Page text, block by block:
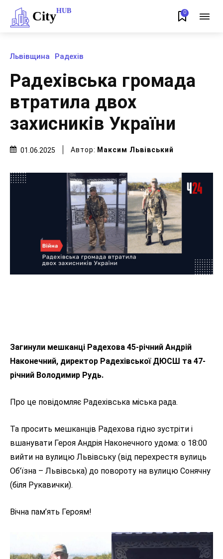
CityHUB 0
Львівщина Радехів
Радехівська громада
втратила двох
захисників України
01.06.2025 Автор: Максим Львівський
Загинули мешканці Радехова 45-річний Андрій
Наконечний, директор Радехівської ДЮСШ та 47-
річний Володимир Рудь.
Про це повідомляє Радехівська міська рада.
Та просить мешканців Радехова гідно зустріти і
вшанувати Героя Андрія Наконечного удома: о 18:00
вийти на вулицю Львівську (від перехрестя вулиць
Об’їзна – Львівська) до повороту на вулицю Сонячну
(біля Рукавички).
Вічна пам’ять Героям!